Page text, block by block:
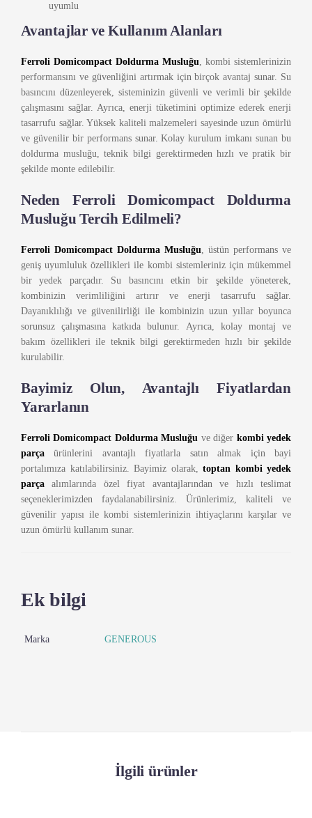
uyumlu
Avantajlar ve Kullanım Alanları
Ferroli Domicompact Doldurma Musluğu, kombi sistemlerinizin
performansını ve güvenliğini artırmak için birçok avantaj sunar. Su
basıncını düzenleyerek, sisteminizin güvenli ve verimli bir şekilde
çalışmasını sağlar. Ayrıca, enerji tüketimini optimize ederek enerji
tasarrufu sağlar. Yüksek kaliteli malzemeleri sayesinde uzun ömürlü
ve güvenilir bir performans sunar. Kolay kurulum imkanı sunan bu
doldurma musluğu, teknik bilgi gerektirmeden hızlı ve pratik bir
şekilde monte edilebilir.
Neden Ferroli Domicompact Doldurma
Musluğu Tercih Edilmeli?
Ferroli Domicompact Doldurma Musluğu, üstün performans ve
geniş uyumluluk özellikleri ile kombi sistemleriniz için mükemmel
bir yedek parçadır. Su basıncını etkin bir şekilde yöneterek,
kombinizin verimliliğini artırır ve enerji tasarrufu sağlar.
Dayanıklılığı ve güvenilirliği ile kombinizin uzun yıllar boyunca
sorunsuz çalışmasına katkıda bulunur. Ayrıca, kolay montaj ve
bakım özellikleri ile teknik bilgi gerektirmeden hızlı bir şekilde
kurulabilir.
Bayimiz Olun, Avantajlı Fiyatlardan
Yararlanın
Ferroli Domicompact Doldurma Musluğu ve diğer kombi yedek
parça ürünlerini avantajlı fiyatlarla satın almak için bayi
portalımıza katılabilirsiniz. Bayimiz olarak, toptan kombi yedek
parça alımlarında özel fiyat avantajlarından ve hızlı teslimat
seçeneklerimizden faydalanabilirsiniz. Ürünlerimiz, kaliteli ve
güvenilir yapısı ile kombi sistemlerinizin ihtiyaçlarını karşılar ve
uzun ömürlü kullanım sunar.
Ek bilgi
Marka GENEROUS
İlgili ürünler